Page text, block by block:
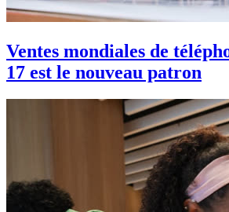
Ventes mondiales de
17 est le nouveau patron